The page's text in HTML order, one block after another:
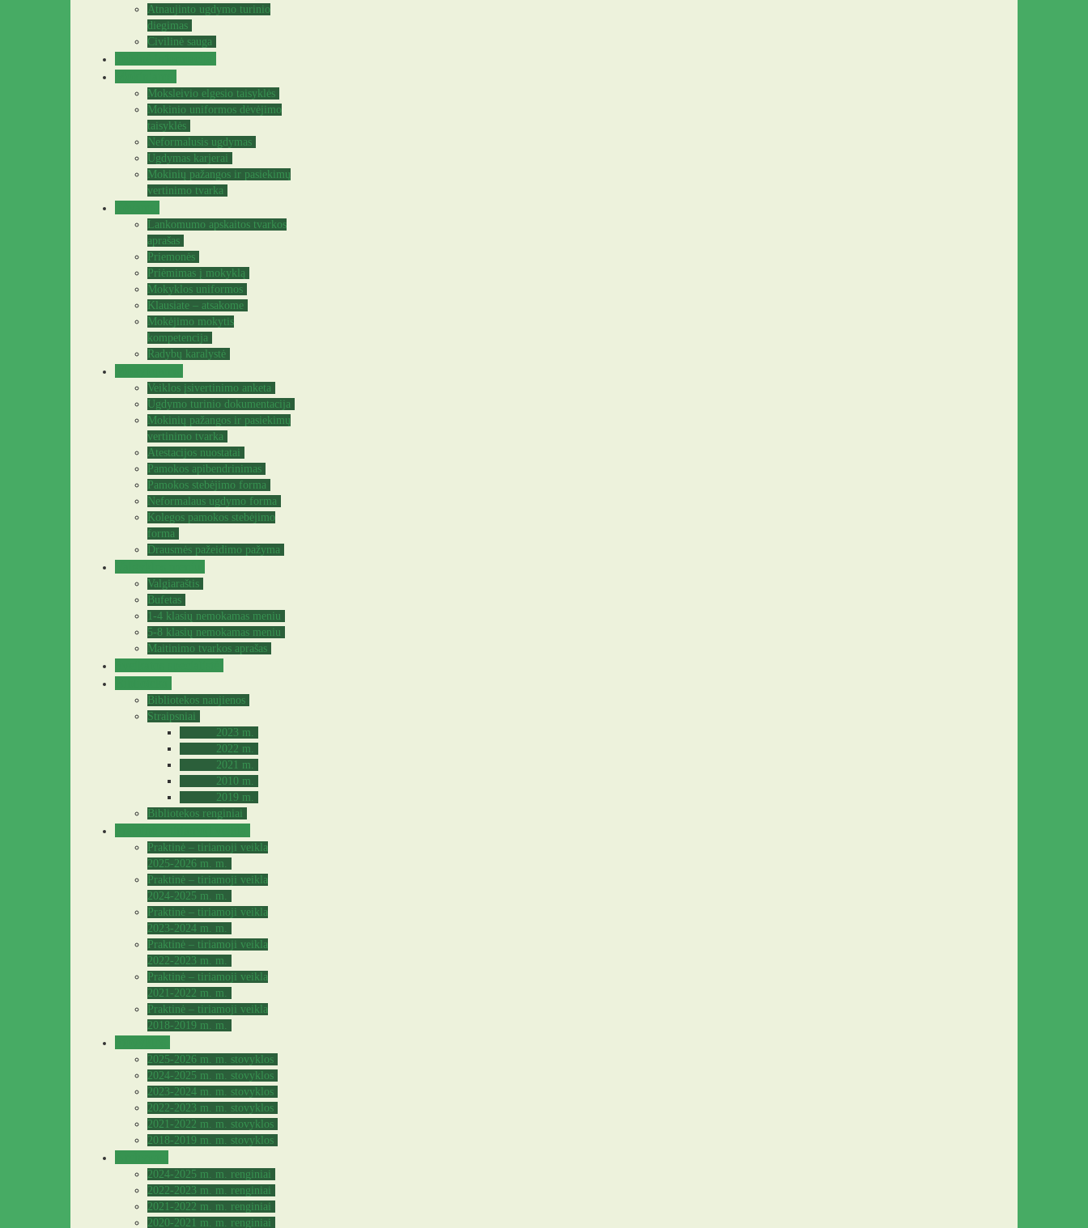
Atnaujinto ugdymo turinio
diegimas
Civilinė sauga
Moksleivio elgesio taisyklės
Mokinio uniformos dėvėjimo
taisyklės
Neformalusis ugdymas
Ugdymas karjerai
Mokinių pažangos ir pasiekimų
vertinimo tvarka
Lankomumo apskaitos tvarkos
aprašas
Priemonės
Priėmimas į mokyklą
Mokyklos uniformos
Klausiate – atsakome
Mokėjimo mokytis
kompetencija
Radybų karalystė
Veiklos įsivertinimo anketa
Ugdymo turinio dokumentacija
Mokinių pažangos ir pasiekimų
vertinimo tvarka
Atestacijos nuostatai
Pamokos apibendrinimas
Pamokos stebėjimo forma
Neformalaus ugdymo forma
Kolegos pamokos stebėjimo
forma
Drausmės pažeidimo pažyma
Valgiaraštis
Bufetas
1-4 klasių nemokamas meniu
5-8 klasių nemokamas meniu
Maitinimo tvarkos aprašas
Bibliotekos naujienos
Straipsniai
2023 m.
2022 m.
2021 m.
2010 m.
2019 m.
Bibliotekos renginiai
Praktinė – tiriamoji veikla
2025-2026 m. m.
Praktinė – tiriamoji veikla
2024-2025 m. m.
Praktinė – tiriamoji veikla
2023-2024 m. m.
Praktinė – tiriamoji veikla
2022-2023 m. m.
Praktinė – tiriamoji veikla
2021-2022 m. m.
Praktinė – tiriamoji veikla
2018-2019 m. m.
2025-2026 m. m. stovyklos
2024-2025 m. m. stovyklos
2023-2024 m. m. stovyklos
2022-2023 m. m. stovyklos
2021-2022 m. m. stovyklos
2018-2019 m. m. stovyklos
2024-2025 m. m. renginiai
2022-2023 m. m. renginiai
2021-2022 m. m. renginiai
2020-2021 m. m. renginiai